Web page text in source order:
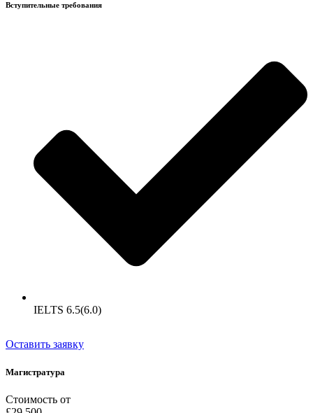
Вступительные требования
IELTS 6.5(6.0)
Оставить заявку
Магистратура
Стоимость от